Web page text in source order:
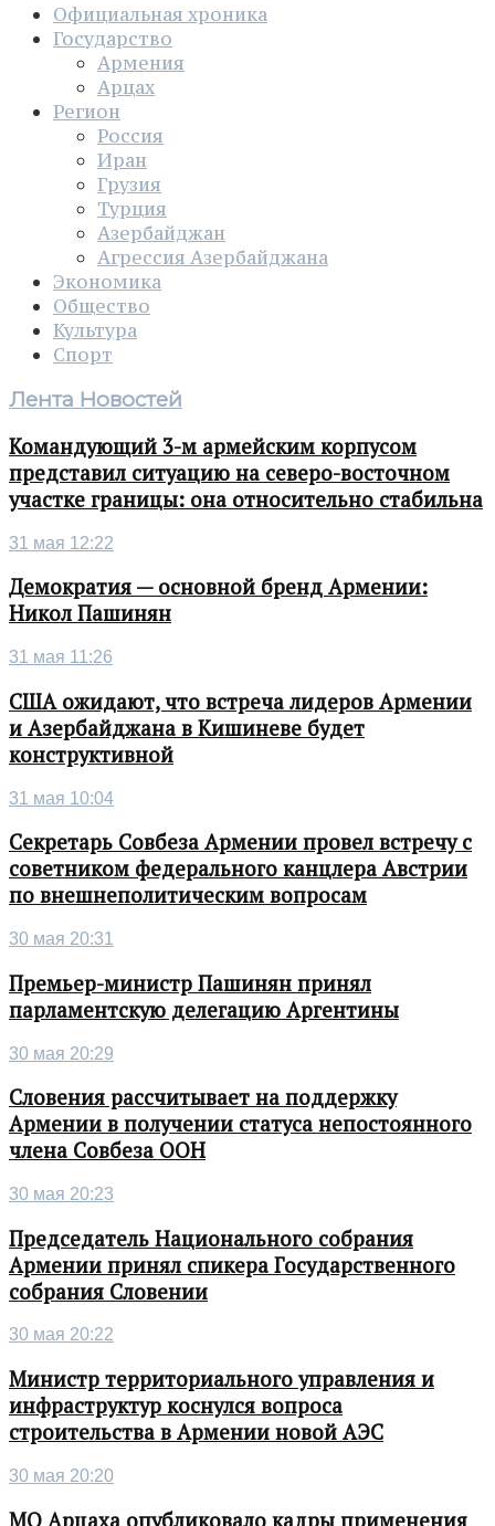
Официальная хроника
Государство
Армения
Арцах
Регион
Россия
Иран
Грузия
Турция
Азербайджан
Агрессия Азербайджана
Экономика
Общество
Культура
Спорт
Лента Новостей
Командующий 3-м армейским корпусом
представил ситуацию на северо-восточном
участке границы: она относительно стабильна
31 мая 12:22
Демократия — основной бренд Армении:
Никол Пашинян
31 мая 11:26
США ожидают, что встреча лидеров Армении
и Азербайджана в Кишиневе будет
конструктивной
31 мая 10:04
Секретарь Совбеза Армении провел встречу с
советником федерального канцлера Австрии
по внешнеполитическим вопросам
30 мая 20:31
Премьер-министр Пашинян принял
парламентскую делегацию Аргентины
30 мая 20:29
Словения рассчитывает на поддержку
Армении в получении статуса непостоянного
члена Совбеза ООН
30 мая 20:23
Председатель Национального собрания
Армении принял спикера Государственного
собрания Словении
30 мая 20:22
Министр территориального управления и
инфраструктур коснулся вопроса
строительства в Армении новой АЭС
30 мая 20:20
МО Арцаха опубликовало кадры применения